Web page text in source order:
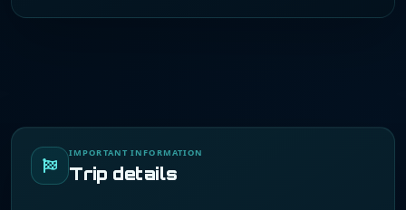
IMPORTANT INFORMATION
Trip details